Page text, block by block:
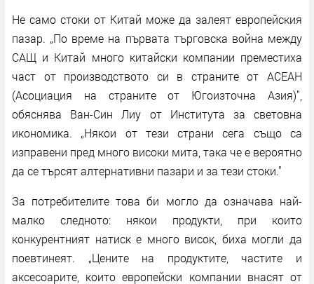
Не само стоки от Китай може да залеят европейския
пазар. „По време на първата търговска война между
САЩ и Китай много китайски компании преместиха
част от производството си в страните от АСЕАН
(Асоциация на страните от Югоизточна Азия)",
обяснява Ван-Син Лиу от Института за световна
икономика. „Някои от тези страни сега също са
изправени пред много високи мита, така че е вероятно
да се търсят алтернативни пазари и за тези стоки."
За потребителите това би могло да означава най-
малко следното: някои продукти, при които
конкурентният натиск е много висок, биха могли да
поевтинеят. „Цените на продуктите, частите и
аксесоарите, които европейски компании внасят от